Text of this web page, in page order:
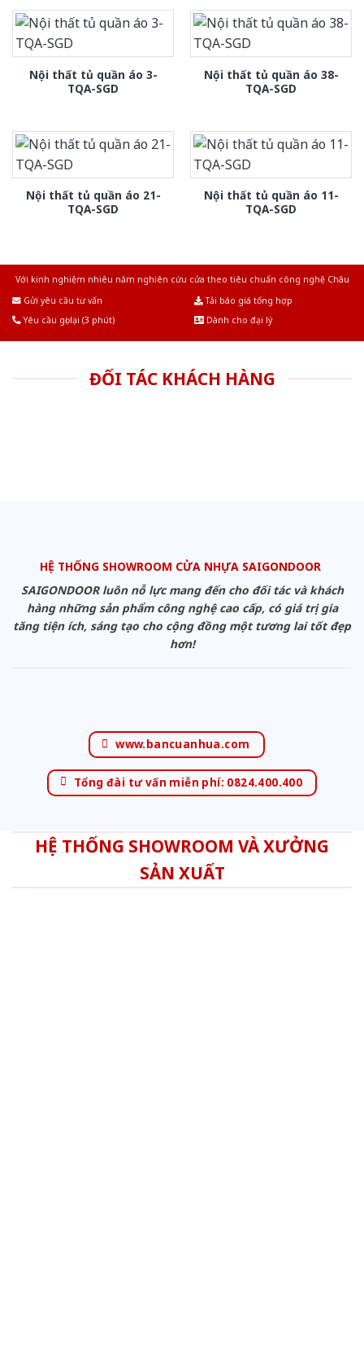
Nội thất tủ quần áo 3-
TQA-SGD
Nội thất tủ quần áo 38-
TQA-SGD
Nội thất tủ quần áo 21-
TQA-SGD
Nội thất tủ quần áo 11-
TQA-SGD
Với kinh nghiệm nhiêu năm nghiên cứu cửa theo tiêu chuẩn công nghệ Châu
Gửi yêu cầu tư vấn
Tải báo giá tổng hợp
Yêu cầu gọi lại (3 phút)
Dành cho đại lý
ĐỐI TÁC KHÁCH HÀNG
HỆ THỐNG SHOWROOM CỬA NHỰA SAIGONDOOR
SAIGONDOOR luôn nỗ lực mang đến cho đối tác và khách
hàng những sản phẩm công nghệ cao cấp, có giá trị gia
tăng tiện ích, sáng tạo cho cộng đồng một tương lai tốt đẹp
hơn!
www.bancuanhua.com
Tổng đài tư vấn miễn phí: 0824.400.400
HỆ THỐNG SHOWROOM VÀ XƯỞNG
SẢN XUẤT